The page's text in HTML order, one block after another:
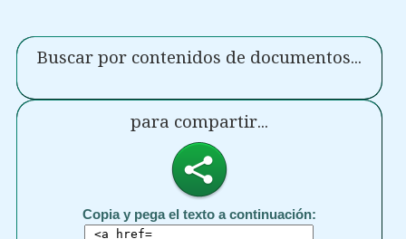
Buscar por contenidos de documentos...
para compartir...
Copia y pega el texto a continuación: